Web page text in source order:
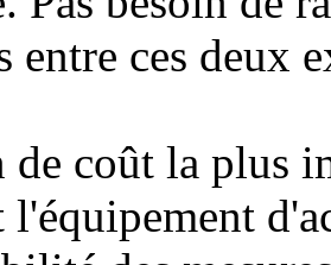
entre ces deux
coût la plus
l'équipement